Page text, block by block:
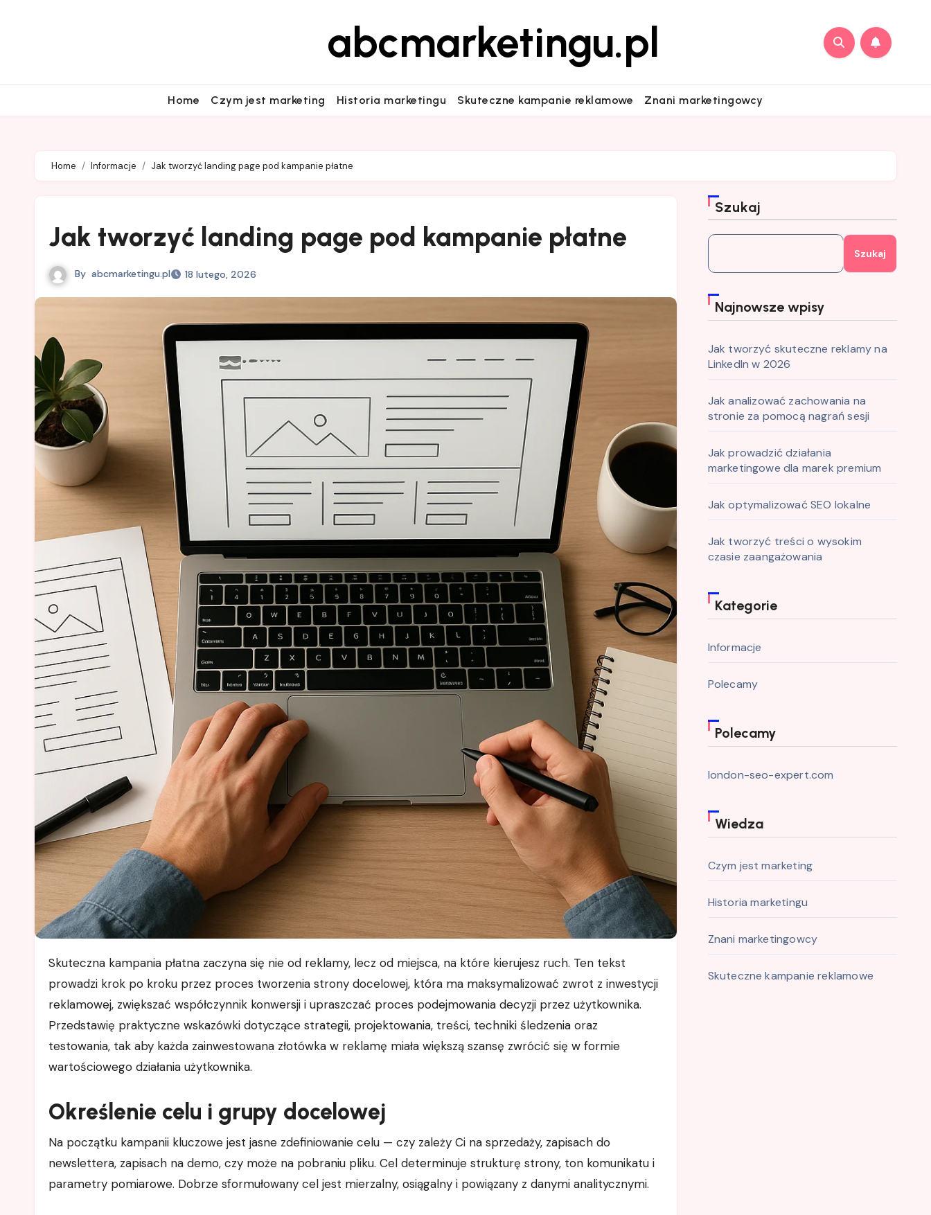
abcmarketingu.pl
Home Czym jest marketing Historia marketingu Skuteczne kampanie reklamowe Znani marketingowcy
Home Informacje Jak tworzyć landing page pod kampanie płatne
Jak tworzyć landing page pod kampanie płatne
By abcmarketingu.pl 18 lutego, 2026
Skuteczna kampania płatna zaczyna się nie od reklamy, lecz od miejsca, na które kierujesz ruch. Ten tekst
prowadzi krok po kroku przez proces tworzenia strony docelowej, która ma maksymalizować zwrot z inwestycji
reklamowej, zwiększać współczynnik konwersji i upraszczać proces podejmowania decyzji przez użytkownika.
Przedstawię praktyczne wskazówki dotyczące strategii, projektowania, treści, techniki śledzenia oraz
testowania, tak aby każda zainwestowana złotówka w reklamę miała większą szansę zwrócić się w formie
wartościowego działania użytkownika.
Określenie celu i grupy docelowej
Na początku kampanii kluczowe jest jasne zdefiniowanie celu — czy zależy Ci na sprzedaży, zapisach do
newslettera, zapisach na demo, czy może na pobraniu pliku. Cel determinuje strukturę strony, ton komunikatu i
parametry pomiarowe. Dobrze sformułowany cel jest mierzalny, osiągalny i powiązany z danymi analitycznymi.
Szukaj
Szukaj
Najnowsze wpisy
Jak tworzyć skuteczne reklamy na
LinkedIn w 2026
Jak analizować zachowania na
stronie za pomocą nagrań sesji
Jak prowadzić działania
marketingowe dla marek premium
Jak optymalizować SEO lokalne
Jak tworzyć treści o wysokim
czasie zaangażowania
Kategorie
Informacje
Polecamy
Polecamy
london-seo-expert.com
Wiedza
Czym jest marketing
Historia marketingu
Znani marketingowcy
Skuteczne kampanie reklamowe